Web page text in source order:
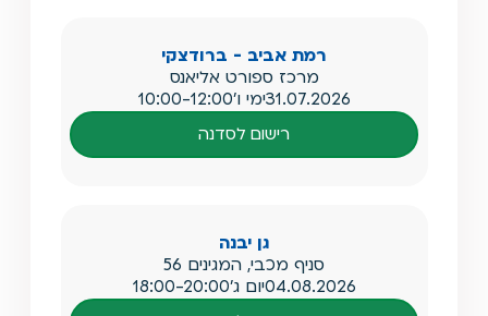
רמת אביב - ברודצקי
מרכז ספורט אליאנס
31.07.2026ימי ו'10:00-12:00
רישום לסדנה
גן יבנה
סניף מכבי, המגינים 56
04.08.2026יום ג'18:00-20:00